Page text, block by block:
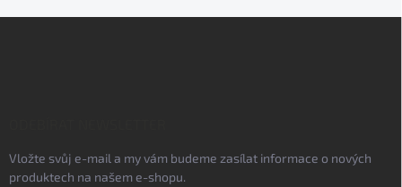
Vložte svůj e-mail a my vám budeme zasílat informace o nových
produktech na našem e-shopu.